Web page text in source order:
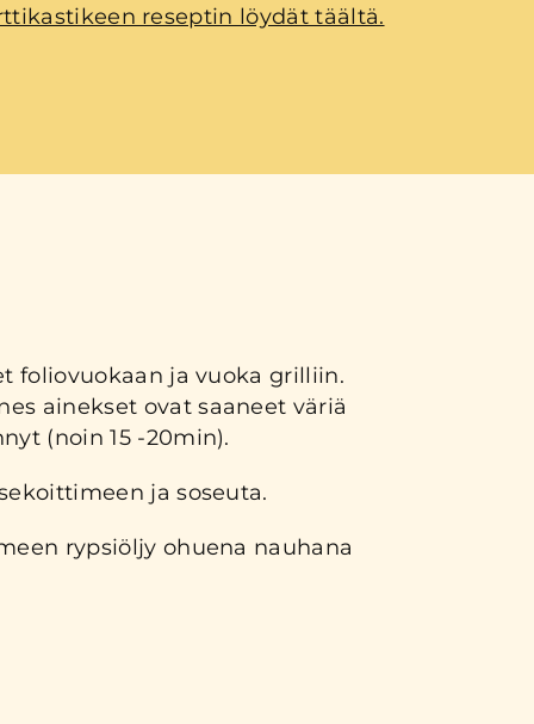
reseptin löydät täältä.
foliovuokaan ja vuoka grilliin.
ainekset ovat saaneet väriä
(noin 15 -20min).
ja soseuta.
rypsiöljy ohuena nauhana